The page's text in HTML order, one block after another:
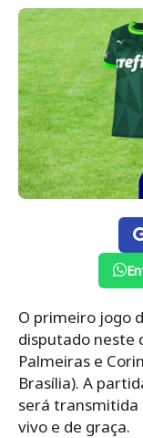
O primeiro jogo
disputado neste
Palmeiras e
Brasília). A
será transmitida
vivo e de graça.